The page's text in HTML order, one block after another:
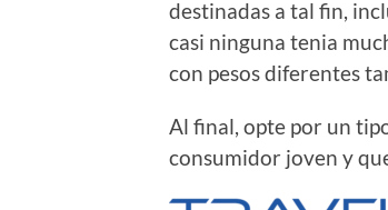
destinadas a tal fin,
casi ninguna tenia
con pesos diferentes
Al final, opte por un
consumidor joven y